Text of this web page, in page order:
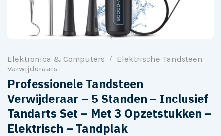
Elektronica & Computers / Elektrische Tandsteen
Verwijderaars
Professionele Tandsteen
Verwijderaar – 5 Standen – Inclusief
Tandarts Set – Met 3 Opzetstukken –
Elektrisch – Tandplak